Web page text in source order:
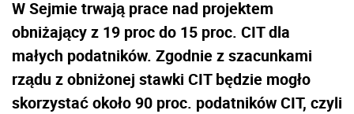
W Sejmie trwają prace nad projektem
obniżający z 19 proc do 15 proc. CIT dla
małych podatników. Zgodnie z szacunkami
rządu z obniżonej stawki CIT będzie mogło
skorzystać około 90 proc. podatników CIT, czyli